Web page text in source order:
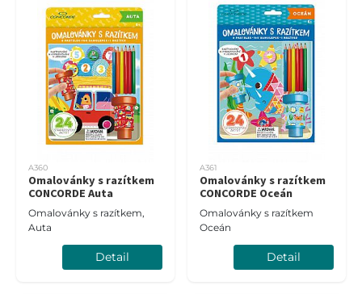
A360
Omalovánky s razítkem
CONCORDE Auta
Omalovánky s razítkem,
Auta
Detail
A361
Omalovánky s razítkem
CONCORDE Oceán
Omalovánky s razítkem
Oceán
Detail